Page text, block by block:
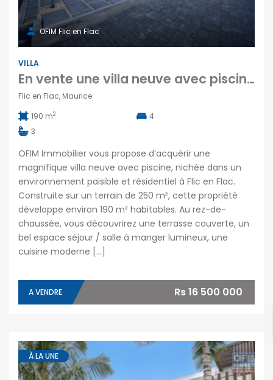
OFIM Flic en Flac
VILLA
En vente une villa neuve avec piscine située dans un quartier calme et résidentiel de Flic-en-Flac
Flic en Flac, Maurice
190 m2
4
3
OFIM Immobilier vous propose d’acquérir une
magnifique villa neuve avec piscine, nichée dans un
environnement paisible et résidentiel à Flic en Flac.
Construite sur un terrain de 250 m², cette propriété
développe environ 190 m² habitables. Au rez-de-
chaussée, vous découvrirez une terrasse couverte, un
bel espace séjour / salle à manger lumineux, une
cuisine moderne […]
A VENDRE Rs 16 500 000
À LA UNE